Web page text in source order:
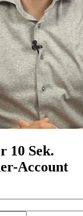
10 Sek.
Account